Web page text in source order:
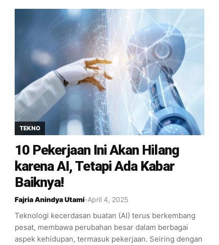
TEKNO
10 Pekerjaan Ini Akan Hilang
karena AI, Tetapi Ada Kabar
Baiknya!
Fajria Anindya Utami-April 4, 2025
Teknologi kecerdasan buatan (AI) terus berkembang
pesat, membawa perubahan besar dalam berbagai
aspek kehidupan, termasuk pekerjaan. Seiring dengan